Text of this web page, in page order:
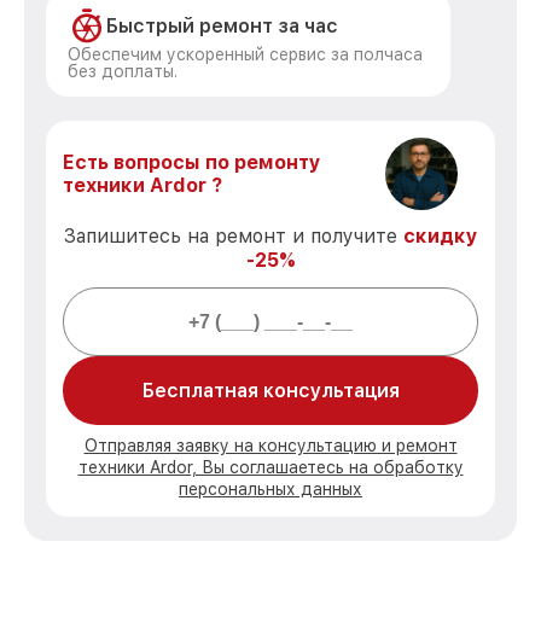
Быстрый ремонт за час
Обеспечим ускоренный сервис за полчаса
без доплаты.
Есть вопросы по ремонту
техники Ardor ?
Запишитесь на ремонт и получите скидку
-25%
Бесплатная консультация
Отправляя заявку на консультацию и ремонт
техники Ardor, Вы соглашаетесь на обработку
персональных данных